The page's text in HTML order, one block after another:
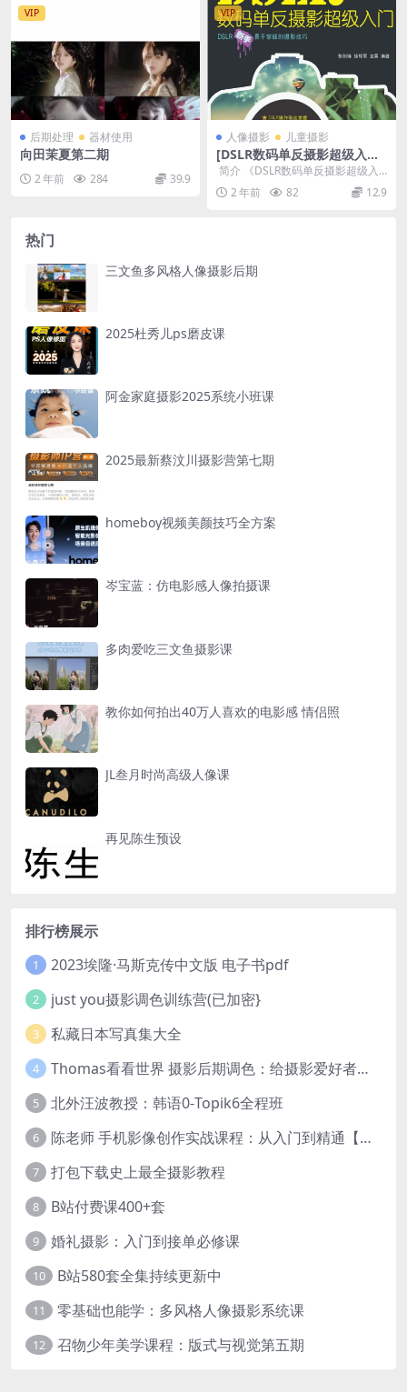
VIP
后期处理 器材使用
向田茉夏第二期
2 年前 284 39.9
VIP
人像摄影 儿童摄影
[DSLR数码单反摄影超级入
门].骆剑锋等.扫描版.高清.pdf
简介 《DSLR数码单反摄影超级入
门》站在DSLR摄影入门者的角度，
通俗易懂地...
2 年前 82 12.9
热门
三文鱼多风格人像摄影后期
2025杜秀儿ps磨皮课
阿金家庭摄影2025系统小班课
2025最新蔡汶川摄影营第七期
homeboy视频美颜技巧全方案
岑宝蓝：仿电影感人像拍摄课
多肉爱吃三文鱼摄影课
教你如何拍出40万人喜欢的电影感 情侣照
JL叁月时尚高级人像课
再见陈生预设
排行榜展示
1 2023埃隆·马斯克传中文版 电子书pdf
2 just you摄影调色训练营(已加密}
3 私藏日本写真集大全
4 Thomas看看世界 摄影后期调色：给摄影爱好者的色彩课 网盘下载
5 北外汪波教授：韩语0-Topik6全程班
6 陈老师 手机影像创作实战课程：从入门到精通【完结】
7 打包下载史上最全摄影教程
8 B站付费课400+套
9 婚礼摄影：入门到接单必修课
10 B站580套全集持续更新中
11 零基础也能学：多风格人像摄影系统课
12 召物少年美学课程：版式与视觉第五期